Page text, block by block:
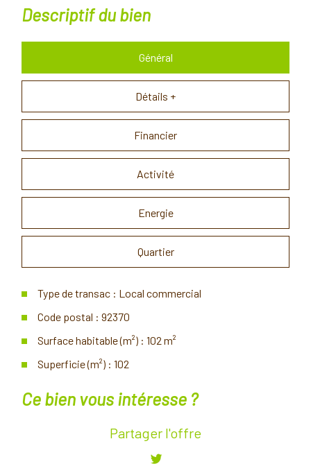
descriptif du bien
Général
Détails +
Financier
Activité
Energie
Quartier
Type de transac : Local commercial
Code postal : 92370
Surface habitable (m²) : 102 m²
Superficie (m²) : 102
la ville de chaville (92370)
ce bien vous intéresse ?
Partager l'offre